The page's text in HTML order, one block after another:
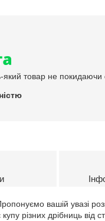
який товар не покидаючи
вашій увазі
різних дрібниць від